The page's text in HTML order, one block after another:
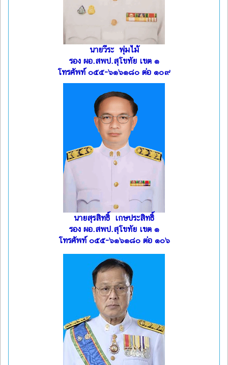
นายวีระ พุ่มไม้
รอง ผอ.สพป.สุโขทัย เขต ๑
โทรศัพท์ ๐๕๕-๖๑๖๑๘๐ ต่อ ๑๐๙
นายสุรสิทธิ์ เกษประสิทธิ์
รอง ผอ.สพป.สุโขทัย เขต ๑
โทรศัพท์ ๐๕๕-๖๑๖๑๘๐ ต่อ ๑๐๖